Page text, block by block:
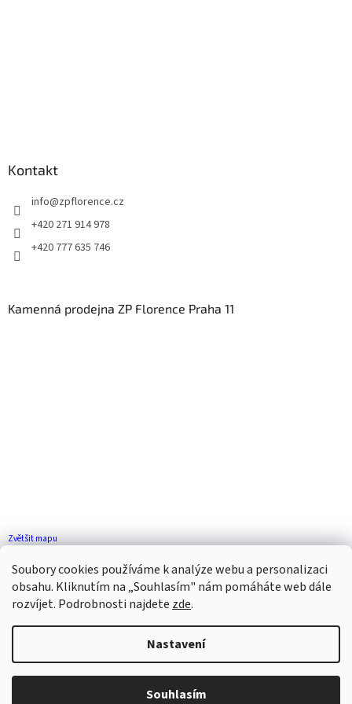
Soubory cookies používáme k analýze webu a personalizaci
obsahu. Kliknutím na „Souhlasím" nám pomáháte web dále
rozvíjet. Podrobnosti najdete zde.
Nastavení
Souhlasím
Kontakt
info@zpflorence.cz
+420 271 914 978
+420 777 635 746
Kamenná prodejna ZP Florence Praha 11
Zvětšit mapu
Vytvořil Shoptet
ZP FLORENCE. Všechna práva vyhrazena.